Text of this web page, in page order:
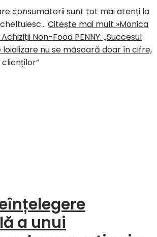
consumatorii sunt tot mai atenți la
Citește mai mult »Monica
Non-Food PENNY: „Succesul
nu se măsoară doar în cifre,
a unui